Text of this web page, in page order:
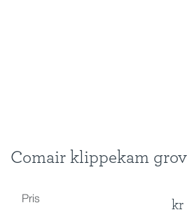
Comair klippekam grov
Pris kr